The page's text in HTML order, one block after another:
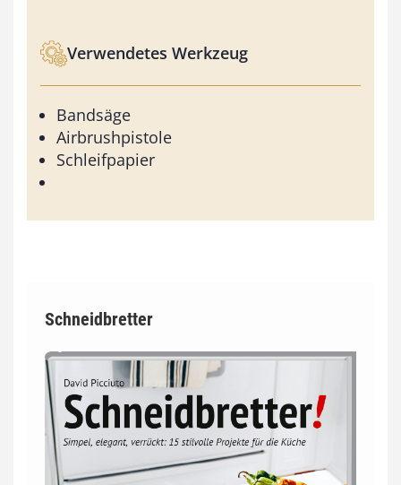
Verwendetes Werkzeug
Bandsäge
Airbrushpistole
Schleifpapier
Schneidbretter